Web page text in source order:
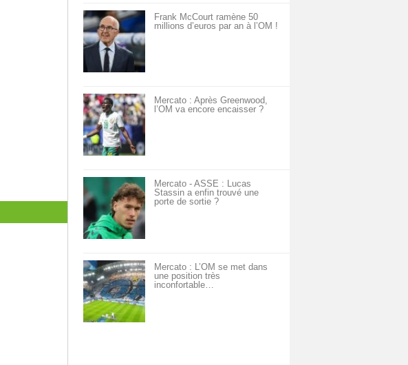
Frank McCourt ramène 50
millions d’euros par an à l’OM !
Mercato : Après Greenwood,
l’OM va encore encaisser ?
Mercato - ASSE : Lucas
Stassin a enfin trouvé une
porte de sortie ?
Mercato : L’OM se met dans
une position très
inconfortable…